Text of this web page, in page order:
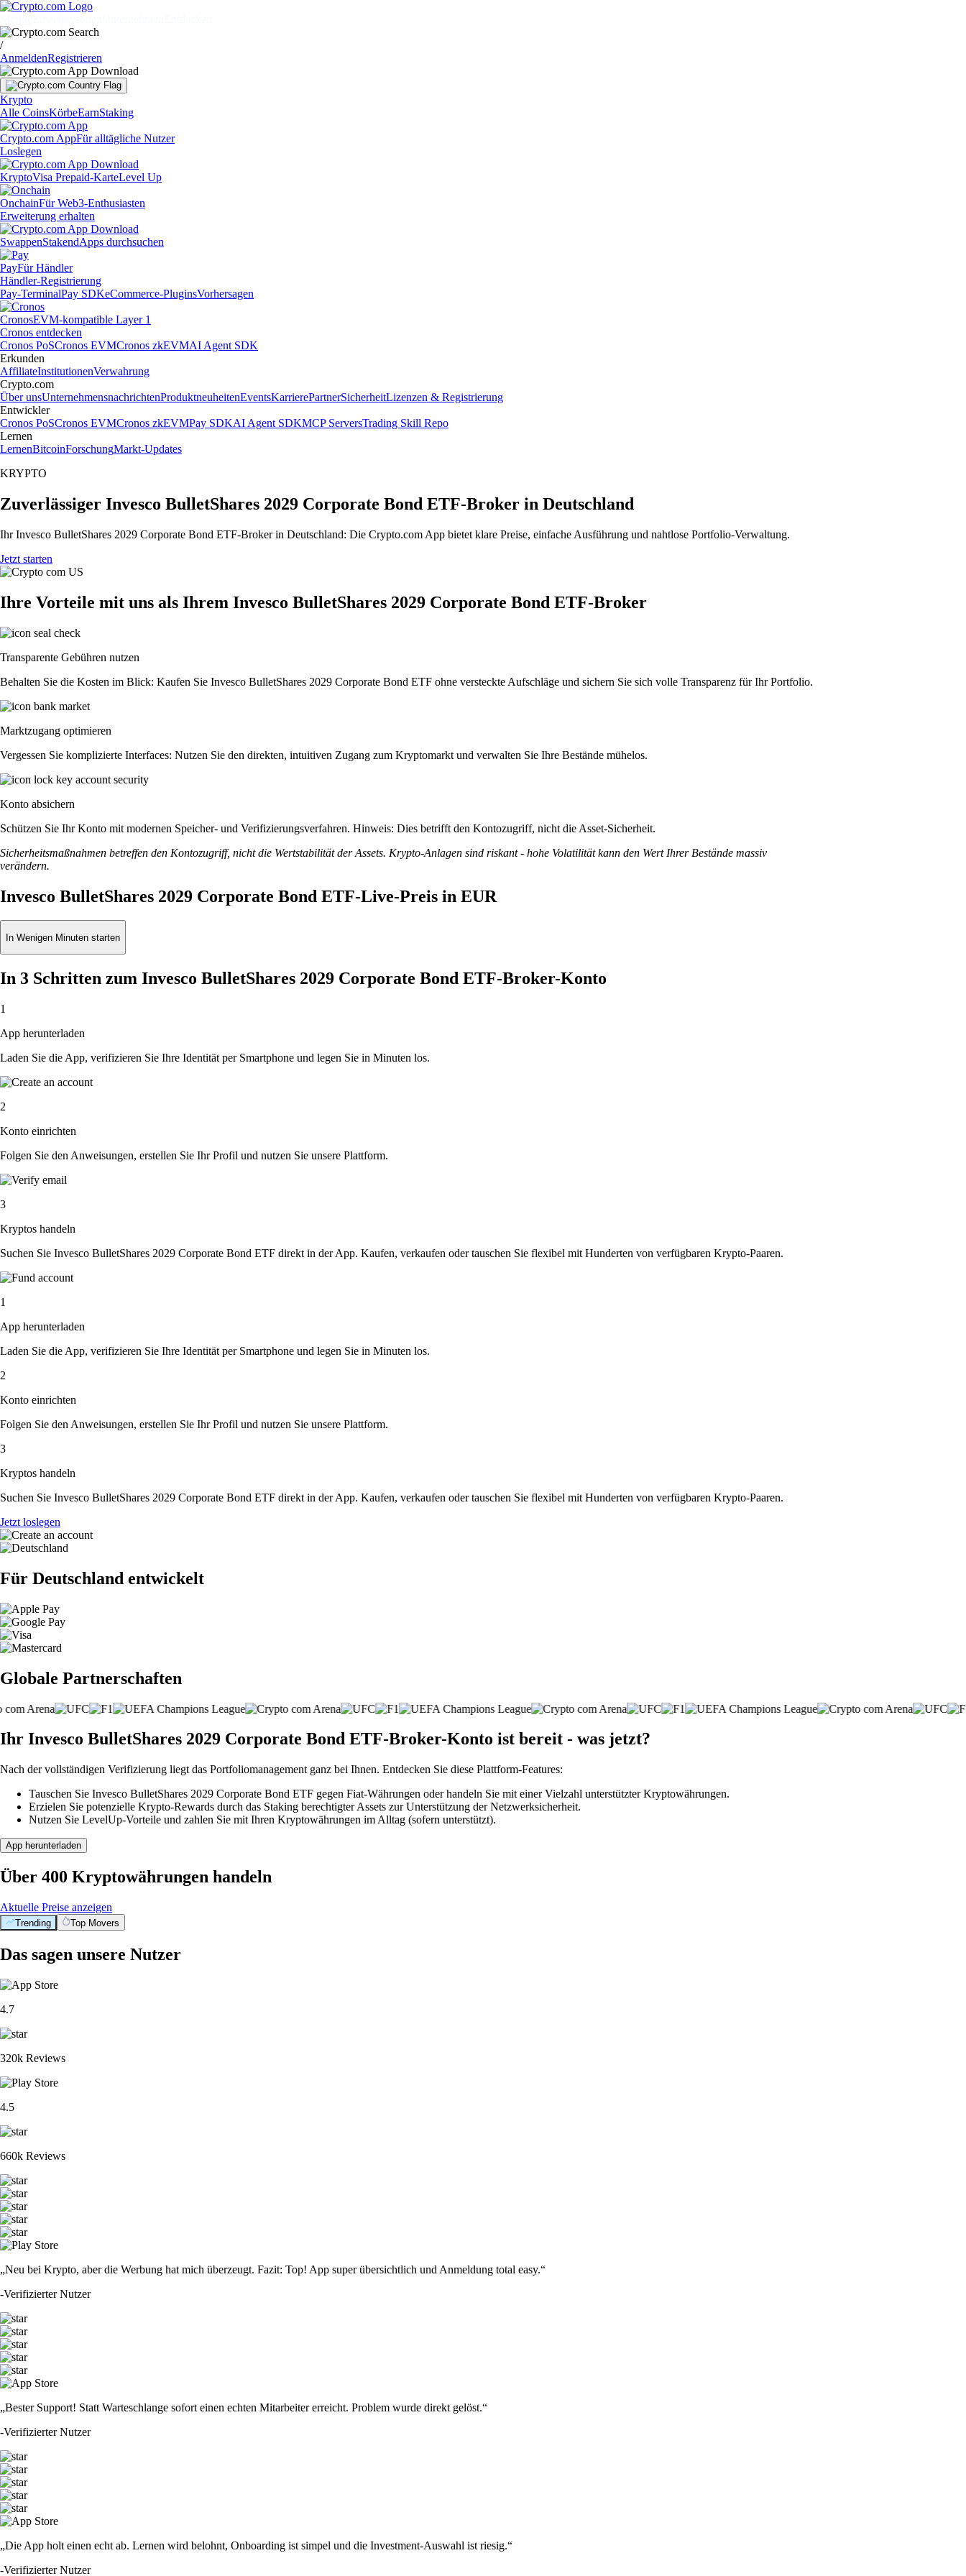
/
AnmeldenRegistrieren
Krypto
Alle CoinsKörbeEarnStaking
Crypto.com AppFür alltägliche Nutzer
Loslegen
KryptoVisa Prepaid-KarteLevel Up
OnchainFür Web3-Enthusiasten
Erweiterung erhalten
SwappenStakendApps durchsuchen
PayFür Händler
Händler-Registrierung
Pay-TerminalPay SDKeCommerce-PluginsVorhersagen
CronosEVM-kompatible Layer 1
Cronos entdecken
Cronos PoSCronos EVMCronos zkEVMAI Agent SDK
Erkunden
AffiliateInstitutionenVerwahrung
Crypto.com
Über unsUnternehmensnachrichtenProduktneuheitenEventsKarrierePartnerSicherheitLizenzen & Registrierung
Entwickler
Cronos PoSCronos EVMCronos zkEVMPay SDKAI Agent SDKMCP ServersTrading Skill Repo
Lernen
LernenBitcoinForschungMarkt-Updates
KRYPTO
Zuverlässiger Invesco BulletShares 2029 Corporate Bond ETF-Broker in Deutschland
Ihr Invesco BulletShares 2029 Corporate Bond ETF-Broker in Deutschland: Die Crypto.com App bietet klare Preise, einfache Ausführung und nahtlose Portfolio-Verwaltung.
Jetzt starten
Ihre Vorteile mit uns als Ihrem Invesco BulletShares 2029 Corporate Bond ETF-Broker
Transparente Gebühren nutzen
Behalten Sie die Kosten im Blick: Kaufen Sie Invesco BulletShares 2029 Corporate Bond ETF ohne versteckte Aufschläge und sichern Sie sich volle Transparenz für Ihr Portfolio.
Marktzugang optimieren
Vergessen Sie komplizierte Interfaces: Nutzen Sie den direkten, intuitiven Zugang zum Kryptomarkt und verwalten Sie Ihre Bestände mühelos.
Konto absichern
Schützen Sie Ihr Konto mit modernen Speicher- und Verifizierungsverfahren. Hinweis: Dies betrifft den Kontozugriff, nicht die Asset-Sicherheit.
Sicherheitsmaßnahmen betreffen den Kontozugriff, nicht die Wertstabilität der Assets. Krypto-Anlagen sind riskant - hohe Volatilität kann den Wert Ihrer Bestände massiv
verändern.
Invesco BulletShares 2029 Corporate Bond ETF-Live-Preis in EUR
In Wenigen Minuten starten
In 3 Schritten zum Invesco BulletShares 2029 Corporate Bond ETF-Broker-Konto
1
App herunterladen
Laden Sie die App, verifizieren Sie Ihre Identität per Smartphone und legen Sie in Minuten los.
2
Konto einrichten
Folgen Sie den Anweisungen, erstellen Sie Ihr Profil und nutzen Sie unsere Plattform.
3
Kryptos handeln
Suchen Sie Invesco BulletShares 2029 Corporate Bond ETF direkt in der App. Kaufen, verkaufen oder tauschen Sie flexibel mit Hunderten von verfügbaren Krypto-Paaren.
1
App herunterladen
Laden Sie die App, verifizieren Sie Ihre Identität per Smartphone und legen Sie in Minuten los.
2
Konto einrichten
Folgen Sie den Anweisungen, erstellen Sie Ihr Profil und nutzen Sie unsere Plattform.
3
Kryptos handeln
Suchen Sie Invesco BulletShares 2029 Corporate Bond ETF direkt in der App. Kaufen, verkaufen oder tauschen Sie flexibel mit Hunderten von verfügbaren Krypto-Paaren.
Jetzt loslegen
Für Deutschland entwickelt
Globale Partnerschaften
Ihr Invesco BulletShares 2029 Corporate Bond ETF-Broker-Konto ist bereit - was jetzt?
Nach der vollständigen Verifizierung liegt das Portfoliomanagement ganz bei Ihnen. Entdecken Sie diese Plattform-Features:
Tauschen Sie Invesco BulletShares 2029 Corporate Bond ETF gegen Fiat-Währungen oder handeln Sie mit einer Vielzahl unterstützter Kryptowährungen.
Erzielen Sie potenzielle Krypto-Rewards durch das Staking berechtigter Assets zur Unterstützung der Netzwerksicherheit.
Nutzen Sie LevelUp-Vorteile und zahlen Sie mit Ihren Kryptowährungen im Alltag (sofern unterstützt).
App herunterladen
Über 400 Kryptowährungen handeln
Aktuelle Preise anzeigen
Trending Top Movers
Das sagen unsere Nutzer
4.7
320k Reviews
4.5
660k Reviews
„Neu bei Krypto, aber die Werbung hat mich überzeugt. Fazit: Top! App super übersichtlich und Anmeldung total easy.“
-Verifizierter Nutzer
„Bester Support! Statt Warteschlange sofort einen echten Mitarbeiter erreicht. Problem wurde direkt gelöst.“
-Verifizierter Nutzer
„Die App holt einen echt ab. Lernen wird belohnt, Onboarding ist simpel und die Investment-Auswahl ist riesig.“
-Verifizierter Nutzer